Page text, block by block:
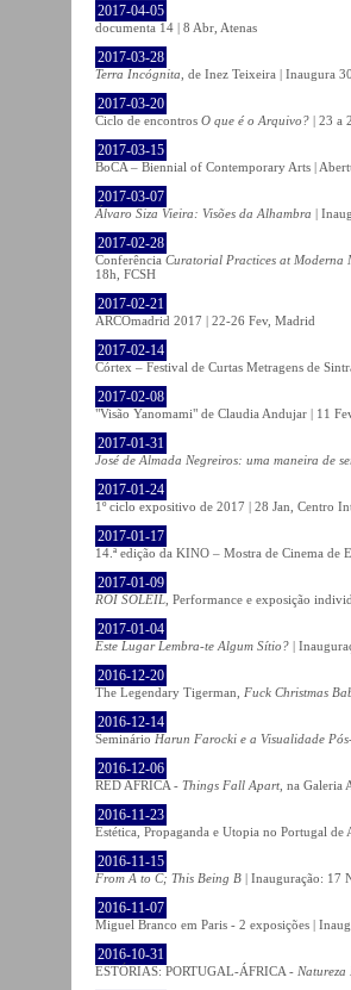
2017-04-05
documenta 14 | 8 Abr, Atenas
2017-03-28
Terra Incógnita , de Inez Teixeira | Inaugura
2017-03-20
Ciclo de encontros O que é o Arquivo? | 23 a
2017-03-15
BoCA – Biennial of Contemporary Arts |
2017-03-07
Álvaro Siza Vieira: Visões da Alhambra |
2017-02-28
Conferência Curatorial Practices at Moderna
18h, FCSH
2017-02-21
ARCOmadrid 2017 | 22-26 Fev, Madrid
2017-02-14
Córtex – Festival de Curtas Metragens de
2017-02-08
"Visão Yanomami" de Claudia Andujar | 11
2017-01-31
José de Almada Negreiros: uma maneira de
2017-01-24
1º ciclo expositivo de 2017 | 28 Jan, Centro
2017-01-17
14.ª edição da KINO – Mostra de Cinema de
2017-01-09
ROI SOLEIL , Performance e exposição
2017-01-04
Este Lugar Lembra-te Algum Sítio? |
2016-12-20
The Legendary Tigerman, Fuck Christmas
2016-12-14
Seminário Harun Farocki e a Visualidade
2016-12-06
RED AFRICA - Things Fall Apart , na
2016-11-23
Estética, Propaganda e Utopia no Portugal
2016-11-15
From A to C; This Being B | Inauguração: 17
2016-11-07
Miguel Branco em Paris - 2 exposições |
2016-10-31
ESTÓRIAS: PORTUGAL-ÁFRICA - Natureza